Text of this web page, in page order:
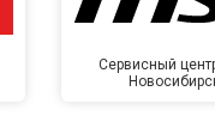
Сервисный